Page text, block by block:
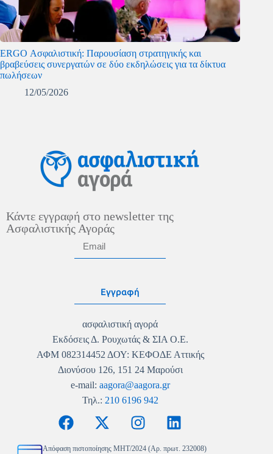
ERGO Ασφαλιστική: Παρουσίαση στρατηγικής και
βραβεύσεις συνεργατών σε δύο εκδηλώσεις για τα δίκτυα
πωλήσεων
12/05/2026
Κάντε εγγραφή στο newsletter της
Ασφαλιστικής Αγοράς
Εγγραφή
ασφαλιστική αγορά
Εκδόσεις Δ. Ρουχωτάς & ΣΙΑ Ο.Ε.
ΑΦΜ 082314452 ΔΟΥ: ΚΕΦΟΔΕ Αττικής
Διονύσου 126, 151 24 Μαρούσι
e-mail: aagora@aagora.gr
Τηλ.: 210 6196 942
Απόφαση πιστοποίησης MHT/2024 (Αρ. πρωτ. 232008)